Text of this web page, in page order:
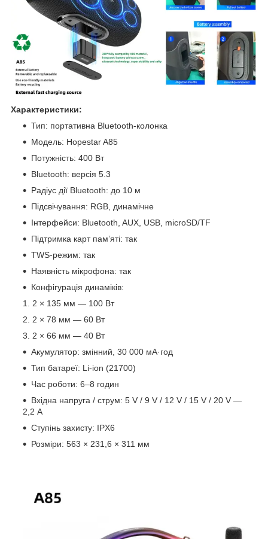
Характеристики:
Тип: портативна Bluetooth-колонка
Модель: Hopestar A85
Потужність: 400 Вт
Bluetooth: версія 5.3
Радіус дії Bluetooth: до 10 м
Підсвічування: RGB, динамічне
Інтерфейси: Bluetooth, AUX, USB, microSD/TF
Підтримка карт пам’яті: так
TWS-режим: так
Наявність мікрофона: так
Конфігурація динаміків:
2 × 135 мм — 100 Вт
2 × 78 мм — 60 Вт
2 × 66 мм — 40 Вт
Акумулятор: змінний, 30 000 мА·год
Тип батареї: Li-ion (21700)
Час роботи: 6–8 годин
Вхідна напруга / струм: 5 V / 9 V / 12 V / 15 V / 20 V —
2,2 А
Ступінь захисту: IPX6
Розміри: 563 × 231,6 × 311 мм